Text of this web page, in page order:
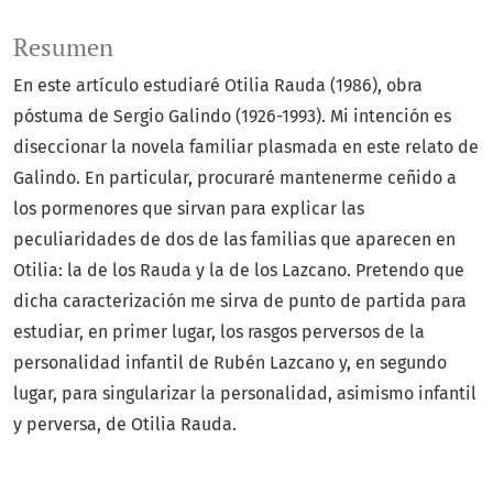
Resumen
En este artículo estudiaré Otilia Rauda (1986), obra
póstuma de Sergio Galindo (1926-1993). Mi intención es
diseccionar la novela familiar plasmada en este relato de
Galindo. En particular, procuraré mantenerme ceñido a
los pormenores que sirvan para explicar las
peculiaridades de dos de las familias que aparecen en
Otilia: la de los Rauda y la de los Lazcano. Pretendo que
dicha caracterización me sirva de punto de partida para
estudiar, en primer lugar, los rasgos perversos de la
personalidad infantil de Rubén Lazcano y, en segundo
lugar, para singularizar la personalidad, asimismo infantil
y perversa, de Otilia Rauda.